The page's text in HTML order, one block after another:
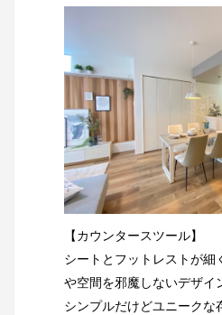
【カウンタースツール】
シートとフットレストが細
や空間を邪魔しないデザイ
シンプルだけどユニークな